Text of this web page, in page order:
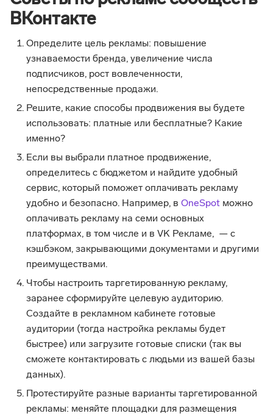
ВКонтакте
Определите цель рекламы: повышение
узнаваемости бренда, увеличение числа
подписчиков, рост вовлеченности,
непосредственные продажи.
Решите, какие способы продвижения вы будете
использовать: платные или бесплатные? Какие
именно?
Если вы выбрали платное продвижение,
определитесь с бюджетом и найдите удобный
сервис, который поможет оплачивать рекламу
удобно и безопасно. Например, в OneSpot можно
оплачивать рекламу на семи основных
платформах, в том числе и в VK Рекламе, — с
кэшбэком, закрывающими документами и другими
преимуществами.
Чтобы настроить таргетированную рекламу,
заранее сформируйте целевую аудиторию.
Создайте в рекламном кабинете готовые
аудитории (тогда настройка рекламы будет
быстрее) или загрузите готовые списки (так вы
сможете контактировать с людьми из вашей базы
данных).
Протестируйте разные варианты таргетированной
рекламы: меняйте площадки для размещения